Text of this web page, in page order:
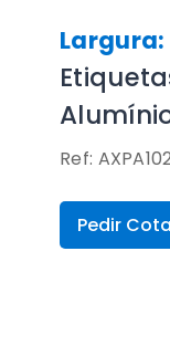
Largura:
Ref:
Pedir